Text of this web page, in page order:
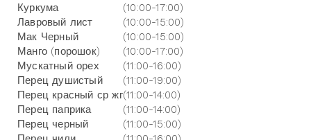
Куркума
(10:00-17:00)
Лавровый лист
(10:00-15:00)
Мак Черный
(10:00-15:00)
Манго (порошок)
(10:00-17:00)
Мускатный орех
(11:00-16:00)
Перец душистый
(11:00-19:00)
Перец красный ср жг(11:00-14:00)
Перец паприка
(11:00-14:00)
Перец черный
(11:00-15:00)